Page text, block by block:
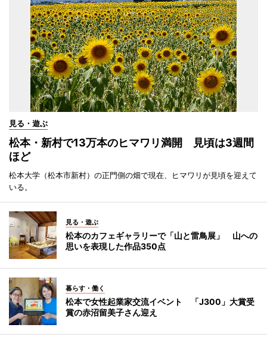
見る・遊ぶ
松本・新村で13万本のヒマワリ満開 見頃は3週間
ほど
松本大学（松本市新村）の正門側の畑で現在、ヒマワリが見頃を迎えて
いる。
見る・遊ぶ
松本のカフェギャラリーで「山と雷鳥展」 山への
思いを表現した作品350点
暮らす・働く
松本で女性起業家交流イベント 「J300」大賞受
賞の赤沼留美子さん迎え